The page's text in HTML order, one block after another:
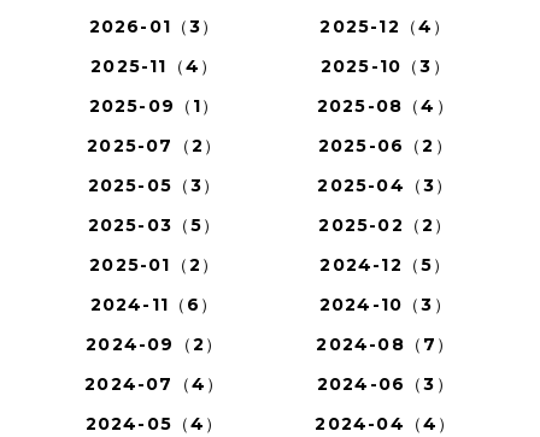
2026-01（3）
2025-12（4）
2025-11（4）
2025-10（3）
2025-09（1）
2025-08（4）
2025-07（2）
2025-06（2）
2025-05（3）
2025-04（3）
2025-03（5）
2025-02（2）
2025-01（2）
2024-12（5）
2024-11（6）
2024-10（3）
2024-09（2）
2024-08（7）
2024-07（4）
2024-06（3）
2024-05（4）
2024-04（4）